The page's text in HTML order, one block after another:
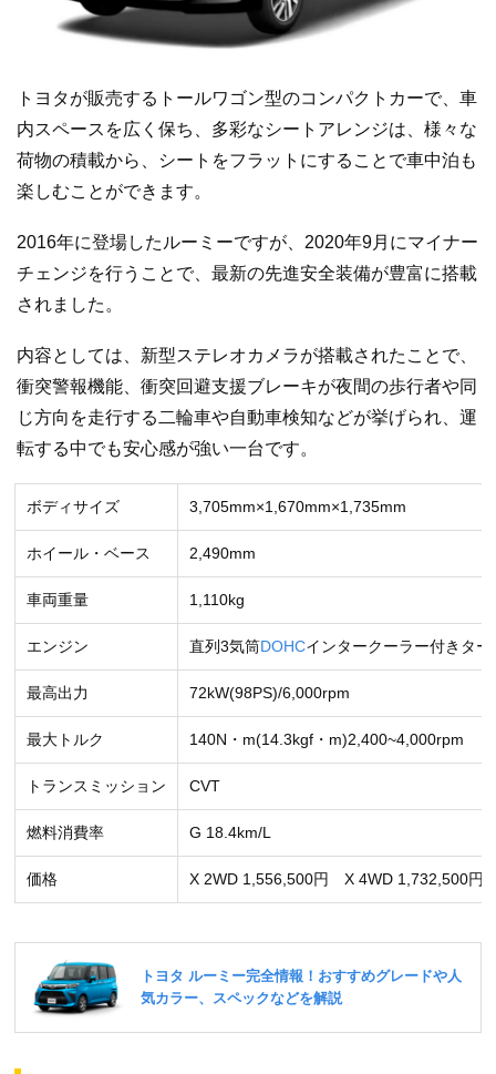
トヨタが販売するトールワゴン型のコンパクトカーで、車
内スペースを広く保ち、多彩なシートアレンジは、様々な
荷物の積載から、シートをフラットにすることで車中泊も
楽しむことができます。
2016年に登場したルーミーですが、2020年9月にマイナー
チェンジを行うことで、最新の先進安全装備が豊富に搭載
されました。
内容としては、新型ステレオカメラが搭載されたことで、
衝突警報機能、衝突回避支援ブレーキが夜間の歩行者や同
じ方向を走行する二輪車や自動車検知などが挙げられ、運
転する中でも安心感が強い一台です。
ボディサイズ 3,705mm×1,670mm×1,735mm
ホイール・ベース 2,490mm
車両重量 1,110kg
エンジン 直列3気筒DOHCインタークーラー付きタ
最高出力 72kW(98PS)/6,000rpm
最大トルク 140N・m(14.3kgf・m)2,400~4,000rpm
トランスミッション CVT
燃料消費率 G 18.4km/L
価格 X 2WD 1,556,500円 X 4WD 1,732,500円